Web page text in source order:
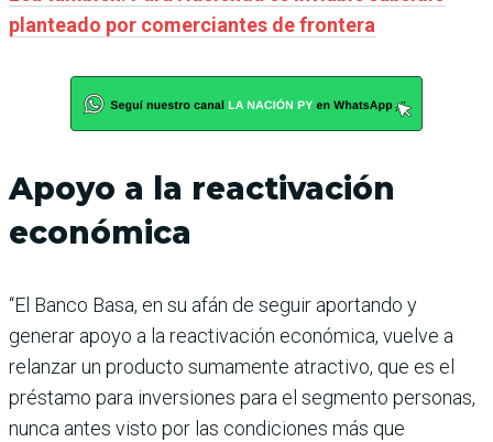
planteado por comerciantes de frontera
Apoyo a la reactivación
económica
“El Banco Basa, en su afán de seguir aportando y
generar apoyo a la reactivación económica, vuelve a
relanzar un producto sumamente atractivo, que es el
préstamo para inversiones para el segmento personas,
nunca antes visto por las condiciones más que